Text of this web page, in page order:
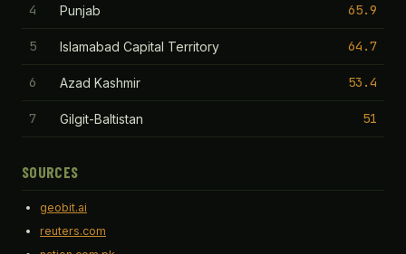
4 Punjab 65.9
5 Islamabad Capital Territory 64.7
6 Azad Kashmir 53.4
7 Gilgit-Baltistan 51
SOURCES
geobit.ai
reuters.com